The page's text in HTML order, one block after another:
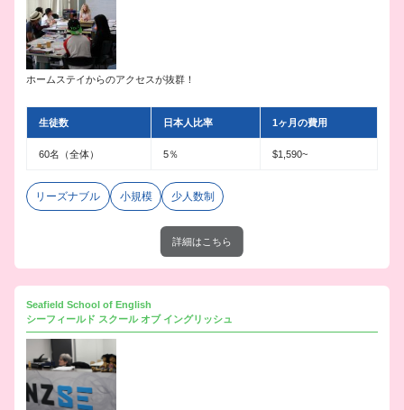
ホームステイからのアクセスが抜群！
生徒数 日本人比率 1ヶ月の費用
60名（全体） 5％ $1,590~
リーズナブル 小規模 少人数制
詳細はこちら
Seafield School of English
シーフィールド スクール オブ イングリッシュ